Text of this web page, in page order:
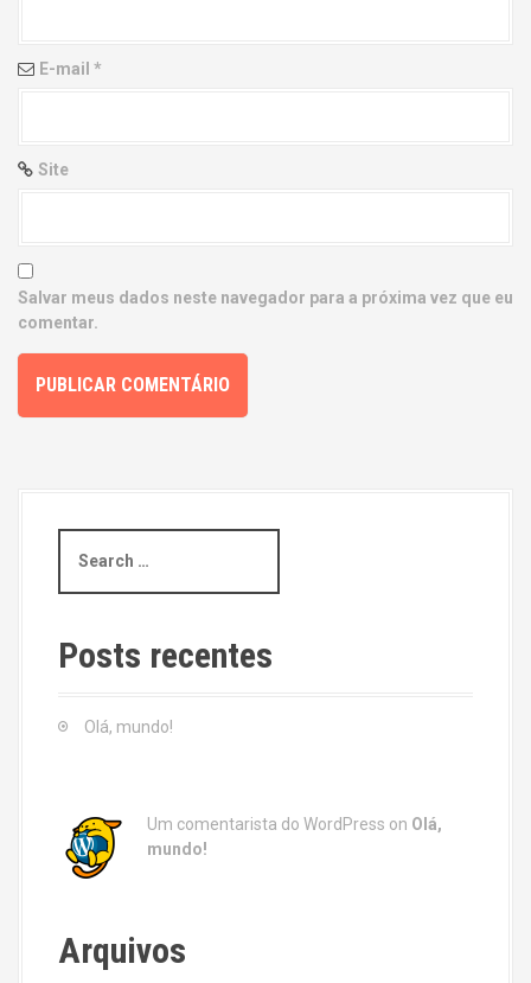
n E-mail *
Site
Salvar meus dados neste navegador para a próxima vez que eu
comentar.
a
c
h
Posts recentes
Olá, mundo!
Um comentarista do WordPress on Olá,
mundo!
Arquivos